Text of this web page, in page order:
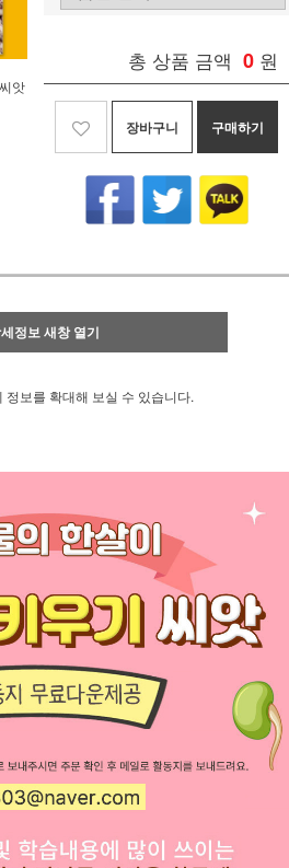
앗
총 상품 금액 0 원
장바구니 구매하기
정보 새창 열기
정보를 확대해 보실 수 있습니다.